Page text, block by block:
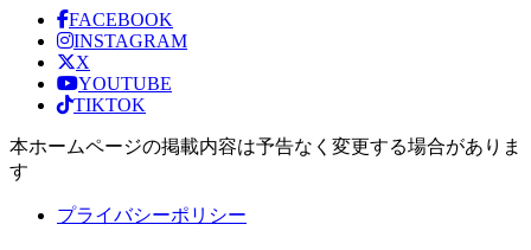
FACEBOOK
INSTAGRAM
X
YOUTUBE
TIKTOK
本ホームページの掲載内容は予告なく変更する場合がありま
す
プライバシーポリシー